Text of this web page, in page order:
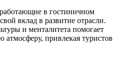
в гостиничном
вклад в развитие отрасли.
и менталитета помогает
атмосферу, привлекая туристов